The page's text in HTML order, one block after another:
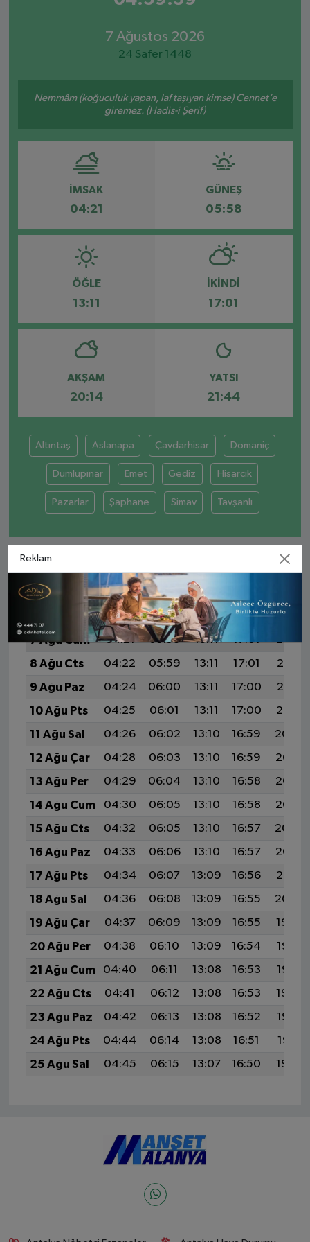
7 Ağustos 2026
24 Safer 1448
Nemmâm (koğuculuk yapan, laf taşıyan kimse) Cennet’e
giremez. (Hadis-i Şerif)
İMSAK
04:21
GÜNEŞ
05:58
ÖĞLE
13:11
İKINDI
17:01
AKŞAM
20:14
YATSI
21:44
Altıntaş Aslanapa Çavdarhisar Domaniç
Dumlupınar Emet Gediz Hisarcık
Pazarlar Şaphane Simav Tavşanlı
KÜTAHYA AYLIK NAMAZ VAKITLERI
İMSAK GÜNEŞ ÖĞLE İKINDI
7 Ağu Cum
04:21 05:58 13:11 17:01
20:14
8 Ağu Cts
04:22 05:59 13:11 17:01
20:13
9 Ağu Paz
04:24 06:00 13:11 17:00
20:12
10 Ağu Pts
04:25 06:01 13:11 17:00
20:10
11 Ağu Sal
04:26 06:02 13:10 16:59
20:09
12 Ağu Çar
04:28 06:03 13:10 16:59
20:08
13 Ağu Per
04:29 06:04 13:10 16:58
20:07
14 Ağu Cum
04:30 06:05 13:10 16:58
20:05
15 Ağu Cts
04:32 06:05 13:10 16:57
20:04
16 Ağu Paz
04:33 06:06 13:10 16:57
20:03
17 Ağu Pts
04:34 06:07 13:09 16:56
20:01
18 Ağu Sal
04:36 06:08 13:09 16:55
20:00
19 Ağu Çar
04:37 06:09 13:09 16:55
19:59
20 Ağu Per
04:38 06:10 13:09 16:54
19:57
21 Ağu Cum
04:40 06:11 13:08 16:53
19:56
22 Ağu Cts
04:41 06:12 13:08 16:53
19:54
23 Ağu Paz
04:42 06:13 13:08 16:52
19:53
24 Ağu Pts
04:44 06:14 13:08 16:51
19:51
25 Ağu Sal
04:45 06:15 13:07 16:50 19:50
Reklam